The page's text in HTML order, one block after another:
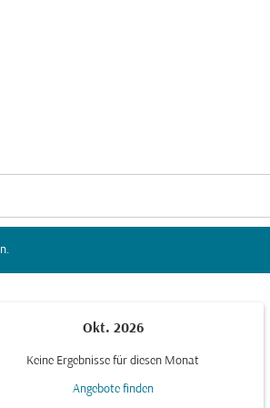
interagieren, um Angebote zu
Okt. 2026
Keine Ergebnisse für diesen Monat
Angebote finden